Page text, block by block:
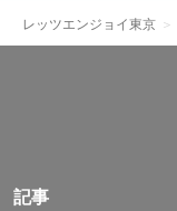
レッツエンジョイ東京
記事